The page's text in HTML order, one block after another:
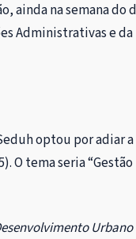
ainda na semana do
Administrativas e da
optou por adiar
O tema seria